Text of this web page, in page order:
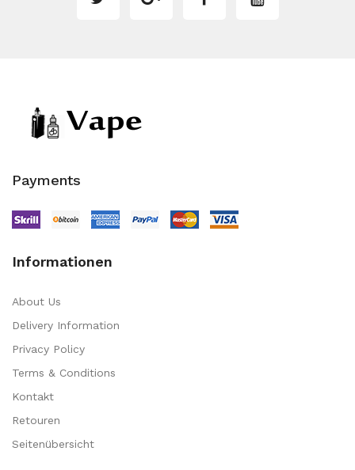
Payments
Informationen
About Us
Delivery Information
Privacy Policy
Terms & Conditions
Kontakt
Retouren
Seitenübersicht